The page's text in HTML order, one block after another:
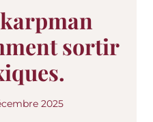
sortir
2025